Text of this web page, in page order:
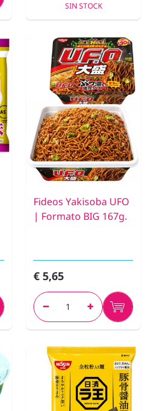
SIN STOCK
Fideos Yakisoba UFO
| Formato BIG 167g.
€ 5,65